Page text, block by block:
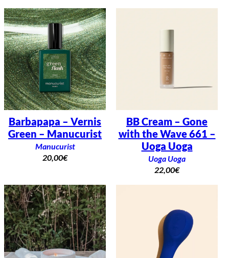
Barbapapa – Vernis
Green – Manucurist
Manucurist
20,00€
BB Cream – Gone
with the Wave 661 –
Uoga Uoga
Uoga Uoga
22,00€